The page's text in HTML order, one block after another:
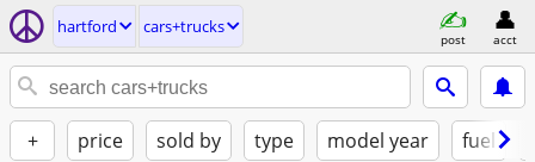
hartford cars+trucks
post acct
+ price sold by type model year fuel